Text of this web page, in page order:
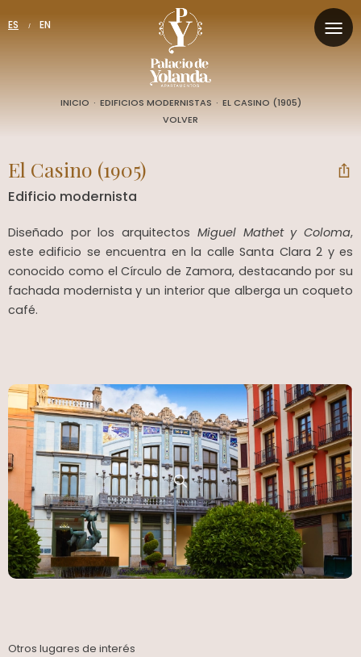
ES / EN
INICIO · EDIFICIOS MODERNISTAS · EL CASINO (1905)
VOLVER
El Casino (1905)
Edificio modernista
Diseñado por los arquitectos Miguel Mathet y Coloma,
este edificio se encuentra en la calle Santa Clara 2 y es
conocido como el Círculo de Zamora, destacando por su
fachada modernista y un interior que alberga un coqueto
café.
Otros lugares de interés
MONUMENTOS
EDIFICIOS MODERNISTAS
AVISO LEGAL
POLÍTICA DE COOKIES